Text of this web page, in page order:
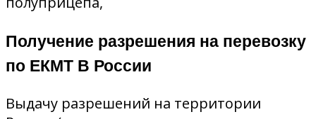
Получение разрешения на перевозку
по ЕКМТ В России
Выдачу разрешений на территории